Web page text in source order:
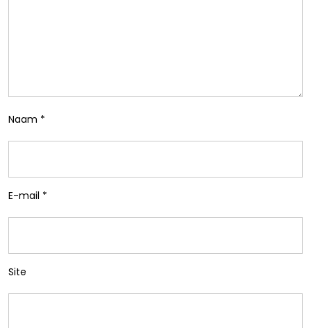
Naam *
E-mail *
Site